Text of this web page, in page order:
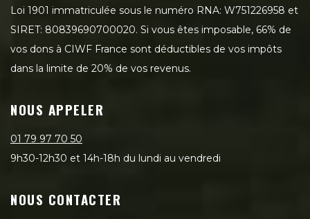
Loi 1901 immatriculée sous le numéro RNA: W751226958 et
SIRET: 80839690700020. Si vous êtes imposable, 66% de
vos dons à CIWF France sont déductibles de vos impôts
dans la limite de 20% de vos revenus.
NOUS APPELER
01 79 97 70 50
9h30-12h30 et 14h-18h du lundi au vendredi
NOUS CONTACTER